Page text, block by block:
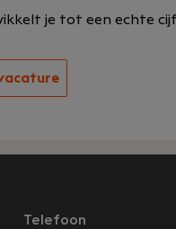
je tot een echte
Telefoon